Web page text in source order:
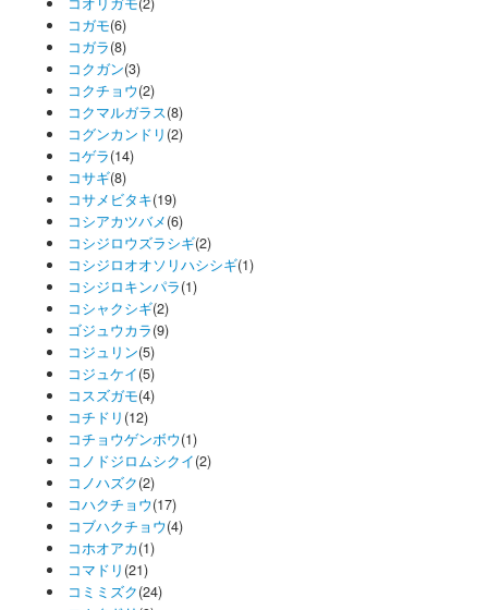
コガモ(6)
コガラ(8)
コクガン(3)
コクチョウ(2)
コクマルガラス(8)
コグンカンドリ (2)
コゲラ(14)
コサギ(8)
コサメビタキ(19)
コシアカツバメ(6)
コシジロウズラシギ(2)
コシジロオオソリハシシギ(1)
コシジロキンパラ(1)
コシャクシギ(2)
ゴジュウカラ(9)
コジュリン(5)
コジュケイ(5)
コスズガモ(4)
コチドリ (12)
コチョウゲンボウ(1)
コノドジロムシクイ(2)
コノハズク(2)
コハクチョウ(17)
コブハクチョウ(4)
コホオアカ(1)
コマドリ (21)
コミミズク(24)